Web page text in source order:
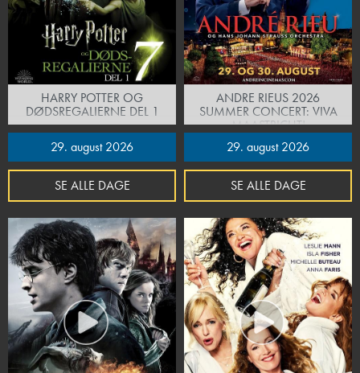
HARRY POTTER OG
DØDSREGALIERNE DEL 1
29. august 2026
SE ALLE DAGE
ANDRE RIEUS 2026
SUMMER CONCERT: VIVA
MAASTRICHT!
29. august 2026
SE ALLE DAGE